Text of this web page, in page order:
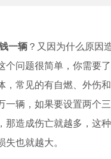
一辆 ？又因为什么原因
个问题很简单，你需
，常见的有自燃、外伤
一辆，如果要设置两个
那造成伤亡就越多，这
失也就越大。